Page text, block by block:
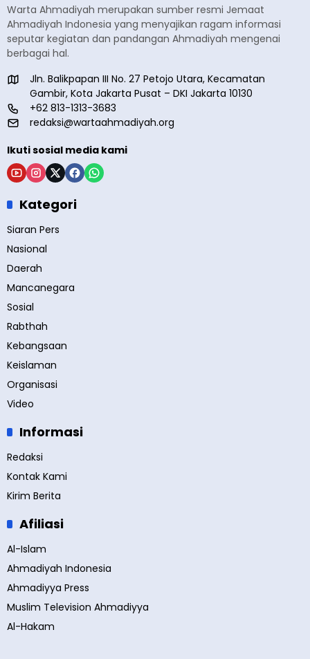
Warta Ahmadiyah merupakan sumber resmi Jemaat
Ahmadiyah Indonesia yang menyajikan ragam informasi
seputar kegiatan dan pandangan Ahmadiyah mengenai
berbagai hal.
Jln. Balikpapan III No. 27 Petojo Utara, Kecamatan
Gambir, Kota Jakarta Pusat – DKI Jakarta 10130
+62 813-1313-3683
redaksi@wartaahmadiyah.org
Ikuti sosial media kami
Kategori
Siaran Pers
Nasional
Daerah
Mancanegara
Sosial
Rabthah
Kebangsaan
Keislaman
Organisasi
Video
Informasi
Redaksi
Kontak Kami
Kirim Berita
Afiliasi
Al-Islam
Ahmadiyah Indonesia
Ahmadiyya Press
Muslim Television Ahmadiyya
Al-Hakam